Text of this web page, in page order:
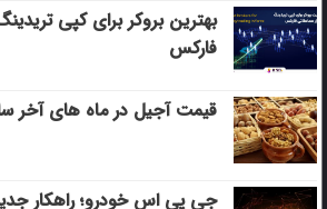
بهترین بروکر برای کپی‌ تریدینگ
فارکس
قیمت آجیل در ماه های آخر
جی پی اس خودرو؛ راهکار